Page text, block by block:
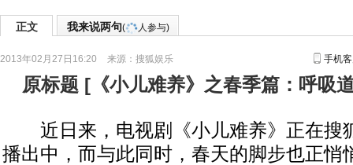
正文 我来说两句( 人参与)
2013年02月27日16:20 来源： 搜狐娱乐 手机
原标题 [ 《小儿难养》之春季篇：呼吸
近日来，电视剧《小儿难养》正在搜
播出中，而与此同时，春天的脚步也正悄